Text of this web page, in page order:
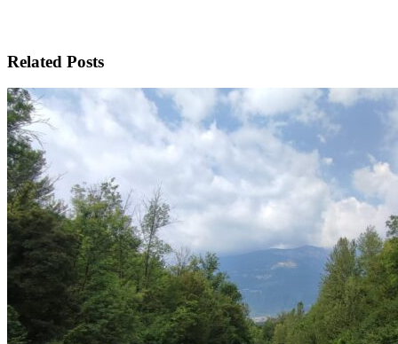
Related Posts